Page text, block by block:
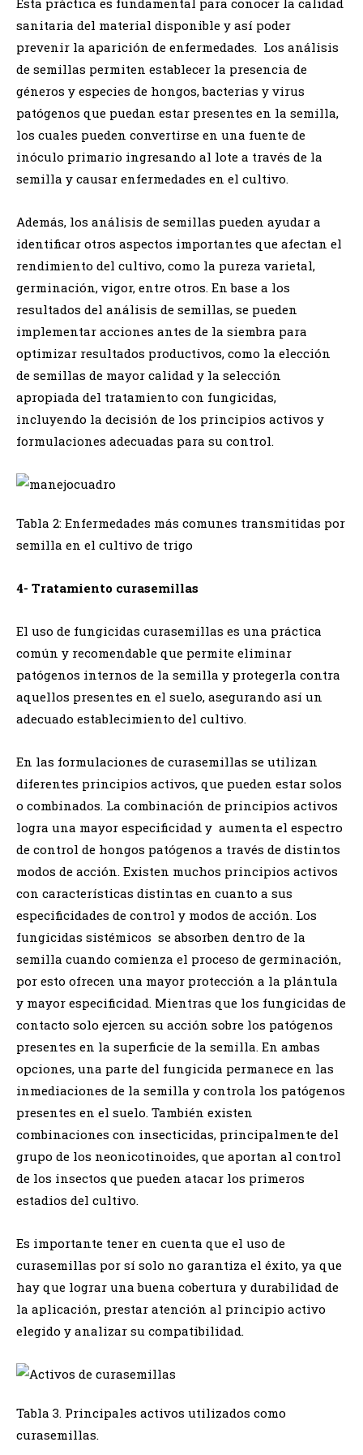
sanitaria del material disponible y así poder
prevenir la aparición de enfermedades. Los análisis
de semillas permiten establecer la presencia de
géneros y especies de hongos, bacterias y virus
patógenos que puedan estar presentes en la semilla,
los cuales pueden convertirse en una fuente de
inóculo primario ingresando al lote a través de la
semilla y causar enfermedades en el cultivo.
Además, los análisis de semillas pueden ayudar a
identificar otros aspectos importantes que afectan el
rendimiento del cultivo, como la pureza varietal,
germinación, vigor, entre otros. En base a los
resultados del análisis de semillas, se pueden
implementar acciones antes de la siembra para
optimizar resultados productivos, como la elección
de semillas de mayor calidad y la selección
apropiada del tratamiento con fungicidas,
incluyendo la decisión de los principios activos y
formulaciones adecuadas para su control.
Tabla 2: Enfermedades más comunes transmitidas por
semilla en el cultivo de trigo
4- Tratamiento curasemillas
El uso de fungicidas curasemillas es una práctica
común y recomendable que permite eliminar
patógenos internos de la semilla y protegerla contra
aquellos presentes en el suelo, asegurando así un
adecuado establecimiento del cultivo.
En las formulaciones de curasemillas se utilizan
diferentes principios activos, que pueden estar solos
o combinados. La combinación de principios activos
logra una mayor especificidad y aumenta el espectro
de control de hongos patógenos a través de distintos
modos de acción. Existen muchos principios activos
con características distintas en cuanto a sus
especificidades de control y modos de acción. Los
fungicidas sistémicos se absorben dentro de la
semilla cuando comienza el proceso de germinación,
por esto ofrecen una mayor protección a la plántula
y mayor especificidad. Mientras que los fungicidas de
contacto solo ejercen su acción sobre los patógenos
presentes en la superficie de la semilla. En ambas
opciones, una parte del fungicida permanece en las
inmediaciones de la semilla y controla los patógenos
presentes en el suelo. También existen
combinaciones con insecticidas, principalmente del
grupo de los neonicotinoides, que aportan al control
de los insectos que pueden atacar los primeros
estadios del cultivo.
Es importante tener en cuenta que el uso de
curasemillas por sí solo no garantiza el éxito, ya que
hay que lograr una buena cobertura y durabilidad de
la aplicación, prestar atención al principio activo
elegido y analizar su compatibilidad.
Tabla 3. Principales activos utilizados como
curasemillas.